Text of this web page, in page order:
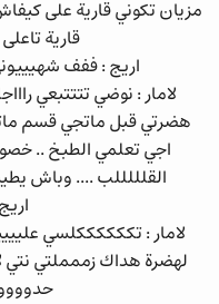
مزيان تكوني قارية على
قارية
اريج : ففف
لامار : نوضي تتتتبعي
هضرتي قبل ماتجي قسم
اجي تعلمي الطبخ ..
القلللللب .... وباش
لامار : تككككككلسي
لهضرة هداك زممملتي نتي